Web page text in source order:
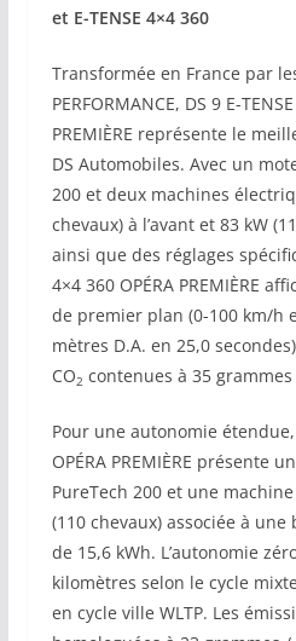
et E-TENSE 4×4 360
Transformée en France par
PERFORMANCE, DS 9 E-
PREMIÈRE représente le
DS Automobiles. Avec un
200 et deux machines
chevaux) à l’avant et 83 kW
ainsi que des réglages
4×4 360 OPÉRA PREMIÈRE
de premier plan (0-100 km/h
mètres D.A. en 25,0
CO2 contenues à 35
Pour une autonomie étendue,
OPÉRA PREMIÈRE présente
PureTech 200 et une
(110 chevaux) associée à une
de 15,6 kWh. L’autonomie
kilomètres selon le cycle
en cycle ville WLTP. Les